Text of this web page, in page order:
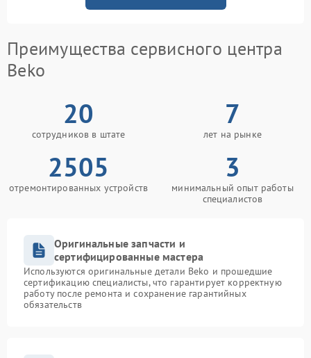
Преимущества сервисного центра
Beko
20
сотрудников в штате
7
лет на рынке
2505
отремонтированных устройств
3
минимальный опыт работы
специалистов
Оригинальные запчасти и
сертифицированные мастера
Используются оригинальные детали Beko и прошедшие
сертификацию специалисты, что гарантирует корректную
работу после ремонта и сохранение гарантийных
обязательств